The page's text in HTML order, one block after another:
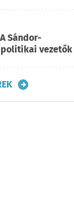
Sándor-
vezetők